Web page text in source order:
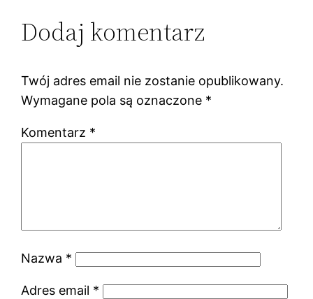
Dodaj komentarz
Twój adres email nie zostanie opublikowany.
Wymagane pola są oznaczone *
Komentarz *
Nazwa *
Adres email *